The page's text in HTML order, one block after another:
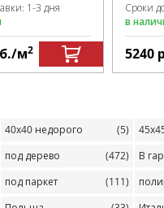
1-3 дня
/м2
Сроки
в
5240
40х40 недорого (5)
под дерево (472) В
под паркет (111)